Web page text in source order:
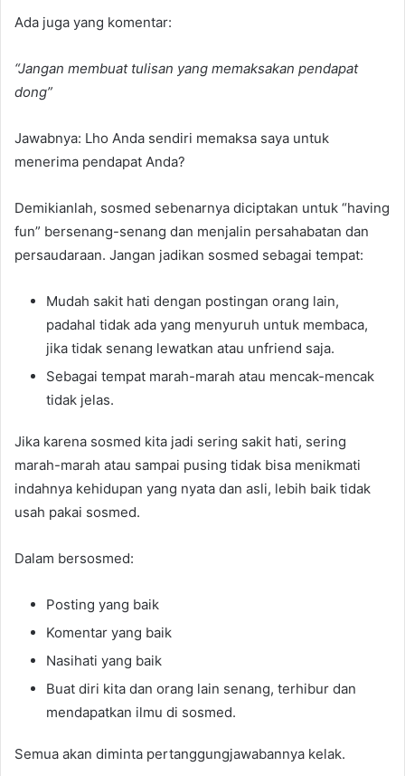
Ada juga yang komentar:
“Jangan membuat tulisan yang memaksakan pendapat
dong”
Jawabnya: Lho Anda sendiri memaksa saya untuk
menerima pendapat Anda?
Demikianlah, sosmed sebenarnya diciptakan untuk “having
fun” bersenang-senang dan menjalin persahabatan dan
persaudaraan. Jangan jadikan sosmed sebagai tempat:
Mudah sakit hati dengan postingan orang lain,
padahal tidak ada yang menyuruh untuk membaca,
jika tidak senang lewatkan atau unfriend saja.
Sebagai tempat marah-marah atau mencak-mencak
tidak jelas.
Jika karena sosmed kita jadi sering sakit hati, sering
marah-marah atau sampai pusing tidak bisa menikmati
indahnya kehidupan yang nyata dan asli, lebih baik tidak
usah pakai sosmed.
Dalam bersosmed:
Posting yang baik
Komentar yang baik
Nasihati yang baik
Buat diri kita dan orang lain senang, terhibur dan
mendapatkan ilmu di sosmed.
Semua akan diminta pertanggungjawabannya kelak.